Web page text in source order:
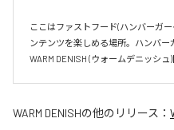
ここはファストフード(ハンバーガ
ンテンツを楽しめる場所。ハンバ
WARM DENISH (ウォームデニッシュ)
WARM DENISHの他のリリース：